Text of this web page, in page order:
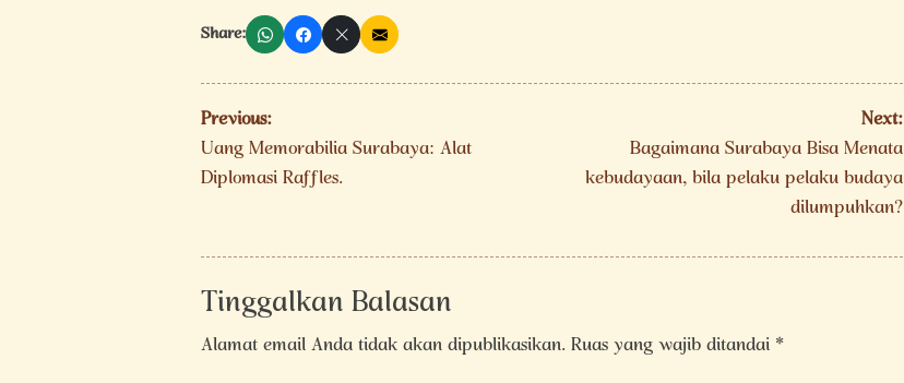
Share:
Navigasi
pos
Previous:
Uang Memorabilia Surabaya: Alat
Diplomasi Raffles.
Next:
Bagaimana Surabaya Bisa Menata
kebudayaan, bila pelaku pelaku budaya
dilumpuhkan?
Tinggalkan Balasan
Alamat email Anda tidak akan dipublikasikan.Ruas yang wajib ditandai*